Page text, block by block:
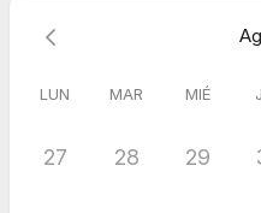
Funciones avanzadas
basadas en datos.
💡Esta llamada es
LUN MAR MIÉ
27 28 29